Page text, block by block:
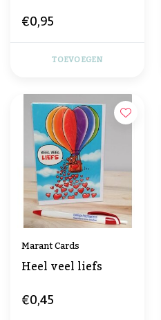
€0,95
TOEVOEGEN
Marant Cards
Heel veel liefs
€0,45